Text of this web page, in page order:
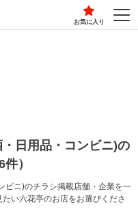
お気に入り
日用品・コンビニ)の
）
ビニ)のチラシ掲載店舗・企業を一
い六花亭のお店をお選びくださ